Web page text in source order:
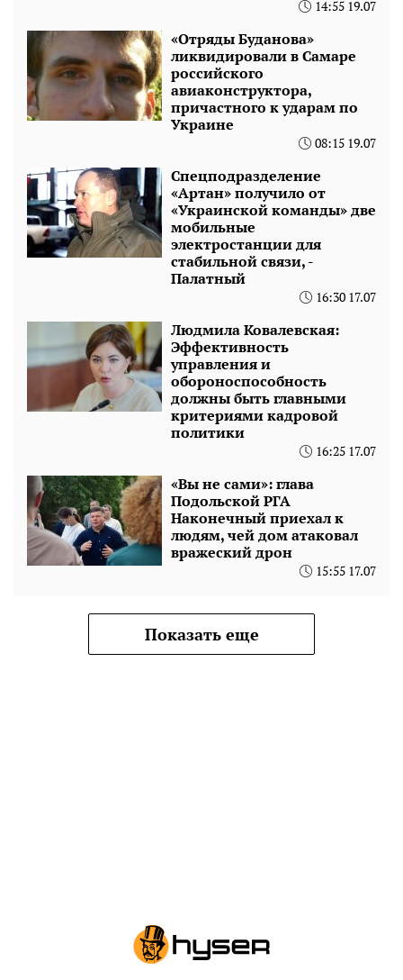
14:55 19.07
«Отряды Буданова»
ликвидировали в Самаре
российского
авиаконструктора,
причастного к ударам по
Украине
08:15 19.07
Спецподразделение
«Артан» получило от
«Украинской команды» две
мобильные
электростанции для
стабильной связи, -
Палатный
16:30 17.07
Людмила Ковалевская:
Эффективность
управления и
обороноспособность
должны быть главными
критериями кадровой
политики
16:25 17.07
«Вы не сами»: глава
Подольской РГА
Наконечный приехал к
людям, чей дом атаковал
вражеский дрон
15:55 17.07
Показать еще